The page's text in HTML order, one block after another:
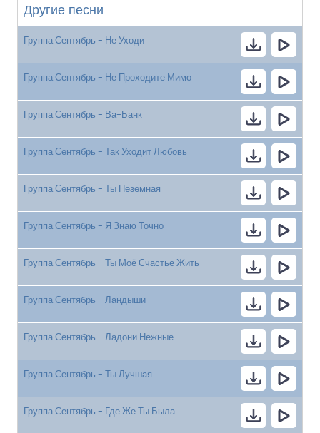
Другие песни
Группа Сентябрь - Не Уходи
Группа Сентябрь - Не Проходите Мимо
Группа Сентябрь - Ва-Банк
Группа Сентябрь - Так Уходит Любовь
Группа Сентябрь - Ты Неземная
Группа Сентябрь - Я Знаю Точно
Группа Сентябрь - Ты Моё Счастье Жить
Группа Сентябрь - Ландыши
Группа Сентябрь - Ладони Нежные
Группа Сентябрь - Ты Лучшая
Группа Сентябрь - Где Же Ты Была